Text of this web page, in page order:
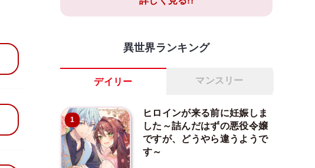
異世界ランキング
デイリー マンスリー
1
ヒロインが来る前に妊娠しま
した～詰んだはずの悪役令嬢
ですが、どうやら違うようで
す～